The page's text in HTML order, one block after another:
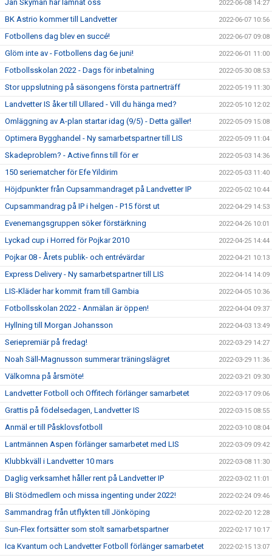
Jan Skyman har lämnat oss 2022-06-08 14:27
BK Astrio kommer till Landvetter 2022-06-07 10:56
Fotbollens dag blev en succé! 2022-06-07 09:08
Glöm inte av - Fotbollens dag 6e juni! 2022-06-01 11:00
Fotbollsskolan 2022 - Dags för inbetalning 2022-05-30 08:53
Stor uppslutning på säsongens första partnerträff 2022-05-19 11:30
Landvetter IS åker till Ullared - Vill du hänga med? 2022-05-10 12:02
Omläggning av A-plan startar idag (9/5) - Detta gäller! 2022-05-09 15:08
Optimera Bygghandel - Ny samarbetspartner till LIS 2022-05-09 11:04
Skadeproblem? - Active finns till för er 2022-05-03 14:36
150 seriematcher för Efe Yildirim 2022-05-03 11:40
Höjdpunkter från Cupsammandraget på Landvetter IP 2022-05-02 10:44
Cupsammandrag på IP i helgen - P15 först ut 2022-04-29 14:53
Evenemangsgruppen söker förstärkning 2022-04-26 10:01
Lyckad cup i Horred för Pojkar 2010 2022-04-25 14:44
Pojkar 08 - Årets publik- och entrévärdar 2022-04-21 10:13
Express Delivery - Ny samarbetspartner till LIS 2022-04-14 14:09
LIS-Kläder har kommit fram till Gambia 2022-04-05 10:36
Fotbollsskolan 2022 - Anmälan är öppen! 2022-04-04 09:37
Hyllning till Morgan Johansson 2022-04-03 13:49
Seriepremiär på fredag! 2022-03-29 14:27
Noah Säll-Magnusson summerar träningslägret 2022-03-29 11:36
Välkomna på årsmöte! 2022-03-21 09:30
Landvetter Fotboll och Offitech förlänger samarbetet 2022-03-17 09:06
Grattis på födelsedagen, Landvetter IS 2022-03-15 08:55
Anmäl er till Påsklovsfotboll 2022-03-10 08:04
Lantmännen Aspen förlänger samarbetet med LIS 2022-03-09 09:42
Klubbkväll i Landvetter 10 mars 2022-03-08 11:30
Daglig verksamhet håller rent på Landvetter IP 2022-03-02 11:01
Bli Stödmedlem och missa ingenting under 2022! 2022-02-24 09:46
Sammandrag från utflykten till Jönköping 2022-02-20 12:28
Sun-Flex fortsätter som stolt samarbetspartner 2022-02-17 10:17
Ica Kvantum och Landvetter Fotboll förlänger samarbetet 2022-02-15 13:07